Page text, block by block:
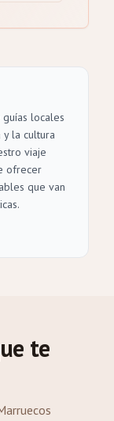
locales
la cultura
viaje
ofrecer
que van
te